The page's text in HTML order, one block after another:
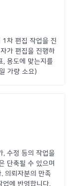
1차 편집 작업을 진
가 편집을 진행하
, 용도에 맞는지를
가량 소요)
, 수정 등의 작업을
단축될 수 있으며
의뢰자분의 만족
업에 반영합니다.